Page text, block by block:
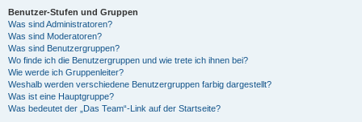
Benutzer-Stufen und Gruppen
Was sind Administratoren?
Was sind Moderatoren?
Was sind Benutzergruppen?
Wo finde ich die Benutzergruppen und wie trete ich ihnen bei?
Wie werde ich Gruppenleiter?
Weshalb werden verschiedene Benutzergruppen farbig dargestellt?
Was ist eine Hauptgruppe?
Was bedeutet der „Das Team“-Link auf der Startseite?